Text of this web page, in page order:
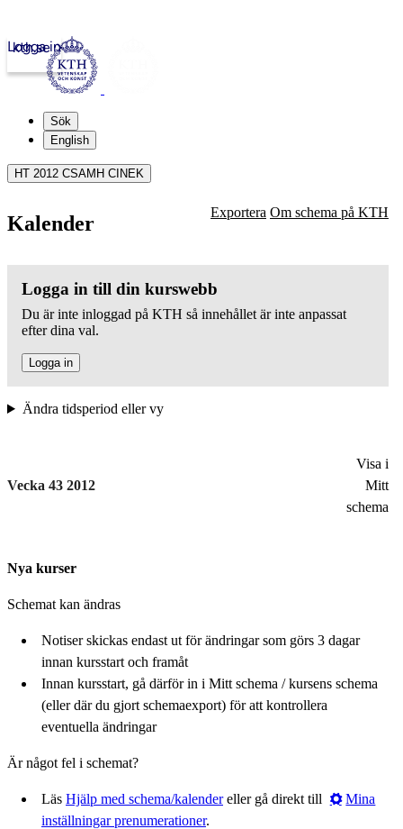
kth.se
Logga in
Sök
English
HT 2012 CSAMH CINEK
Kalender Exportera Om schema på KTH
Logga in till din kurswebb
Du är inte inloggad på KTH så innehållet är inte anpassat
efter dina val.
Logga in
Ändra tidsperiod eller vy
Vecka 43 2012
Visa i
Mitt
schema
Nya kurser
Schemat kan ändras
Notiser skickas endast ut för ändringar som görs 3 dagar
innan kursstart och framåt
Innan kursstart, gå därför in i Mitt schema / kursens schema
(eller där du gjort schemaexport) för att kontrollera
eventuella ändringar
Är något fel i schemat?
Läs Hjälp med schema/kalendereller gå direkt till
Mina
inställningar prenumerationer.